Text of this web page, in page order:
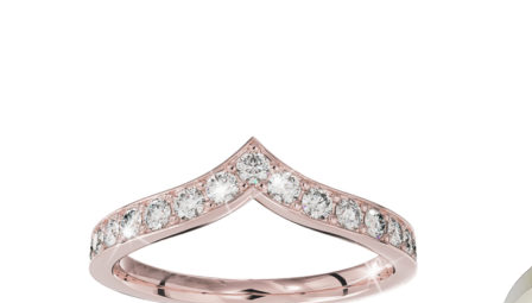
Svadobné obrúčky